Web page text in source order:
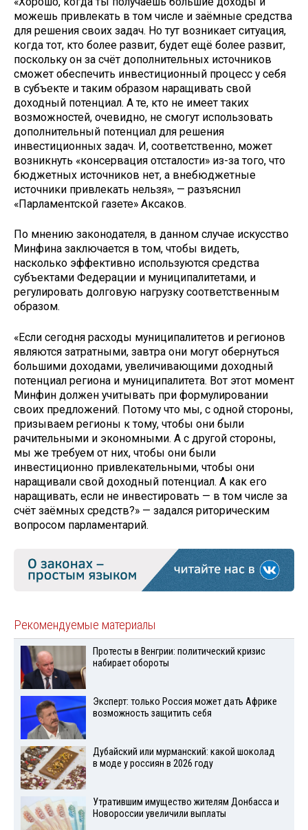
можешь привлекать в том числе и заёмные средства
для решения своих задач. Но тут возникает ситуация,
когда тот, кто более развит, будет ещё более развит,
поскольку он за счёт дополнительных источников
сможет обеспечить инвестиционный процесс у себя
в субъекте и таким образом наращивать свой
доходный потенциал. А те, кто не имеет таких
возможностей, очевидно, не смогут использовать
дополнительный потенциал для решения
инвестиционных задач. И, соответственно, может
возникнуть «консервация отсталости» из-за того, что
бюджетных источников нет, а внебюджетные
источники привлекать нельзя», — разъяснил
«Парламентской газете» Аксаков.
По мнению законодателя, в данном случае искусство
Минфина заключается в том, чтобы видеть,
насколько эффективно используются средства
субъектами Федерации и муниципалитетами, и
регулировать долговую нагрузку соответственным
образом.
«Если сегодня расходы муниципалитетов и регионов
являются затратными, завтра они могут обернуться
большими доходами, увеличивающими доходный
потенциал региона и муниципалитета. Вот этот момент
Минфин должен учитывать при формулировании
своих предложений. Потому что мы, с одной стороны,
призываем регионы к тому, чтобы они были
рачительными и экономными. А с другой стороны,
мы же требуем от них, чтобы они были
инвестиционно привлекательными, чтобы они
наращивали свой доходный потенциал. А как его
наращивать, если не инвестировать — в том числе за
счёт заёмных средств?» — задался риторическим
вопросом парламентарий.
Рекомендуемые материалы
Протесты в Венгрии: политический кризис
набирает обороты
Эксперт: только Россия может дать Африке
возможность защитить себя
Дубайский или мурманский: какой шоколад
в моде у россиян в 2026 году
Утратившим имущество жителям Донбасса и
Новороссии увеличили выплаты